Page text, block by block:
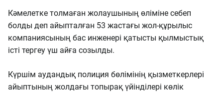
Кәмелетке толмаған жолаушының өліміне себеп
болды деп айыпталған 53 жастағы жол-құрылыс
компаниясының бас инженері қатысты қылмыстық
істі тергеу үш айға созылды.
Күршім аудандық полиция бөлімінің қызметкерлері
айыптының жолдағы топырақ үйінділері көлік